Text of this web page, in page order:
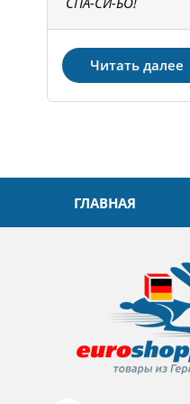
Читать далее
ГЛАВНАЯ